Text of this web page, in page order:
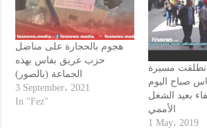
هجوم بالحجارة على مناضل
حزب عريق بفاس بهذه
الجماعة (بالصور)
3 September، 2021
In "Fez"
مسيرة
صباح اليوم
بعيد الشغل
الأممي
1 May، 2019